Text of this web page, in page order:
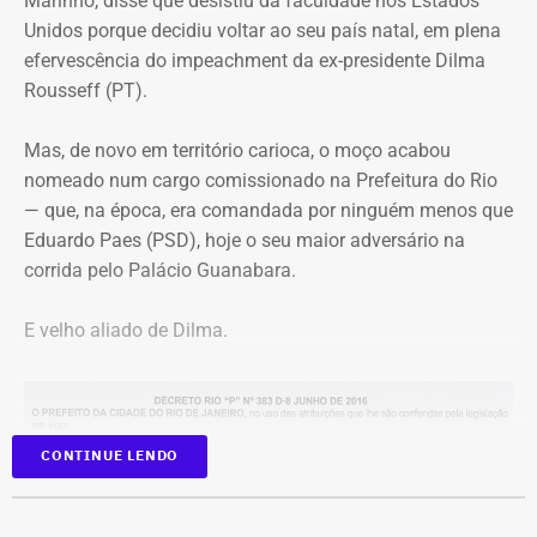
A estratégia coloca o pequeno município do Noroeste
Fluminense no centro de uma provocação eleitoral
incomum: ao invés de prometer levar recursos ou
simplesmente deixe de existir.
de homenagens emocionantes a Teresa Cristina, Milton
Manhães e ao mestre Candeia. A entrada é franca e com
classificação livre.
Programação reúne música, livros, empreendedorismo e debates sobre
Unidos porque decidiu voltar ao seu país natal, em plena
efervescência do impeachment da ex-presidente Dilma
Rousseff (PT).
Mas, de novo em território carioca, o moço acabou
nomeado num cargo comissionado na Prefeitura do Rio
— que, na época, era comandada por ninguém menos que
Eduardo Paes (PSD), hoje o seu maior adversário na
corrida pelo Palácio Guanabara.
E velho aliado de Dilma.
CONTINUE LENDO